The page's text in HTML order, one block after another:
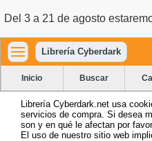
Del 3 a 21 de agosto
Librería Cyberdark
Inicio Buscar
Librería Cyberdark.net usa
servicios de compra. Si desea
son y en qué le afectan por
El uso de nuestro sitio web